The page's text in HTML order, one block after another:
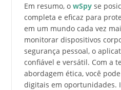
Em resumo, o wSpyse
completa e eficaz para
em um mundo cada vez
monitorar dispositivos
segurança pessoal, o
confiável e versátil. Com a
abordagem ética, você
digitais em oportunidades.